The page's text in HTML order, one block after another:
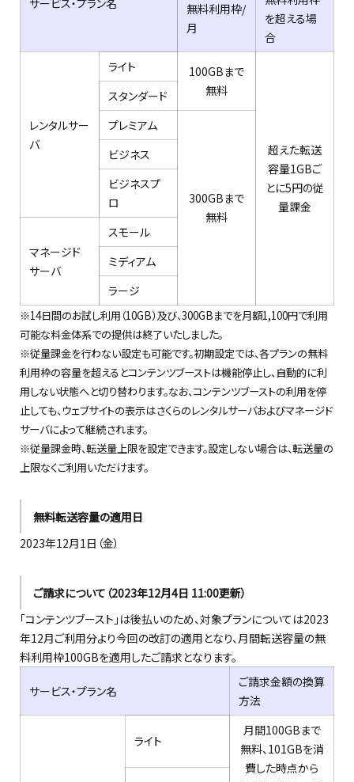
サービス・プラン名
無料利用枠/
月
を超える場
合
レンタルサー
バ
ライト
100GBまで
無料
超えた転送
容量1GBご
とに5円の従
量課金
スタンダード
プレミアム
300GBまで
無料
ビジネス
ビジネスプ
ロ
マネージド
サーバ
スモール
ミディアム
ラージ
※14日間のお試し利用（10GB）及び、300GBまでを月額1,100円で利用
可能な料金体系での提供は終了いたしました。
※従量課金を行わない設定も可能です。初期設定では、各プランの無料
利用枠の容量を超えるとコンテンツブーストは機能停止し、自動的に利
用しない状態へと切り替わります。なお、コンテンツブーストの利用を停
止しても、ウェブサイトの表示はさくらのレンタルサーバおよびマネージド
サーバによって継続されます。
※従量課金時、転送量上限を設定できます。設定しない場合は、転送量の
上限なくご利用いただけます。
無料転送容量の適用日
2023年12月1日（金）
ご請求について（2023年12月4日 11:00更新）
「コンテンツブースト」は後払いのため、対象プランについては2023
年12月ご利用分より今回の改訂の適用となり、月間転送容量の無
料利用枠100GBを適用したご請求となります。
サービス・プラン名
ご請求金額の換算
方法
ライト
月間100GBまで
無料、101GBを消
費した時点から